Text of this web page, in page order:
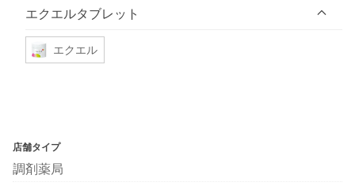
エクエルタブレット
エクエル
店舗タイプ
調剤薬局